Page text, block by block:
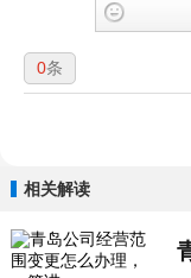
0条
相关解读